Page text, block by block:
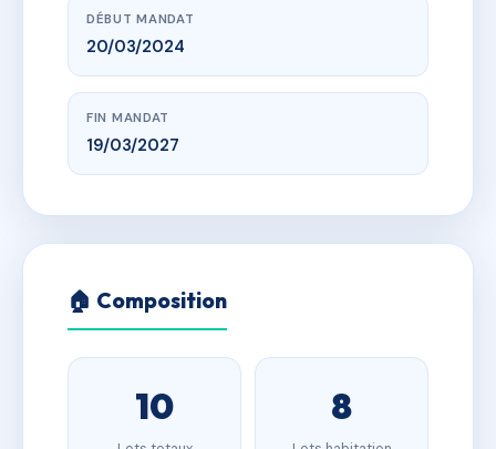
DÉBUT MANDAT
20/03/2024
FIN MANDAT
19/03/2027
🏠 Composition
10 8